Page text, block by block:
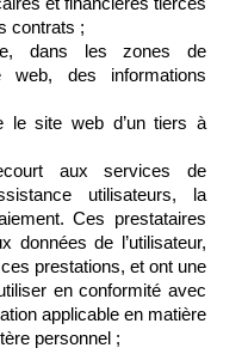
contrats ;
dans les zones de
web, des informations
le site web d’un tiers à
aux services de
utilisateurs, la
Ces prestataires
données de l’utilisateur,
prestations, et ont une
en conformité avec
applicable en matière
personnel ;